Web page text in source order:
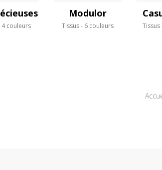
4 couleurs
Modulor
Tissus 6 couleurs Tissus